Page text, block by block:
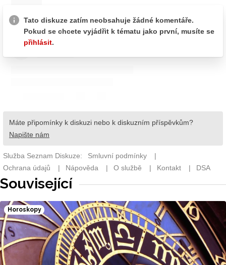
Související
Horoskopy